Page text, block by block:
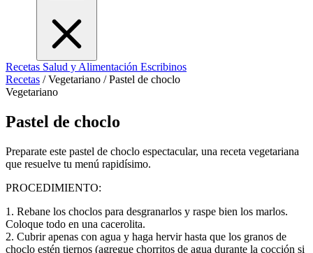
Recetas Salud y Alimentación Escribinos
Recetas / Vegetariano / Pastel de choclo
Vegetariano
Pastel de choclo
Preparate este pastel de choclo espectacular, una receta vegetariana
que resuelve tu menú rapidísimo.
PROCEDIMIENTO:
1. Rebane los choclos para desgranarlos y raspe bien los marlos.
Coloque todo en una cacerolita.
2. Cubrir apenas con agua y haga hervir hasta que los granos de
choclo estén tiernos (agregue chorritos de agua durante la cocción si